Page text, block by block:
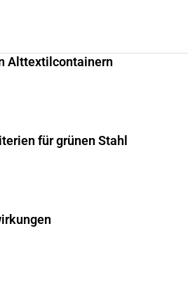
Alttextilcontainern
für grünen Stahl